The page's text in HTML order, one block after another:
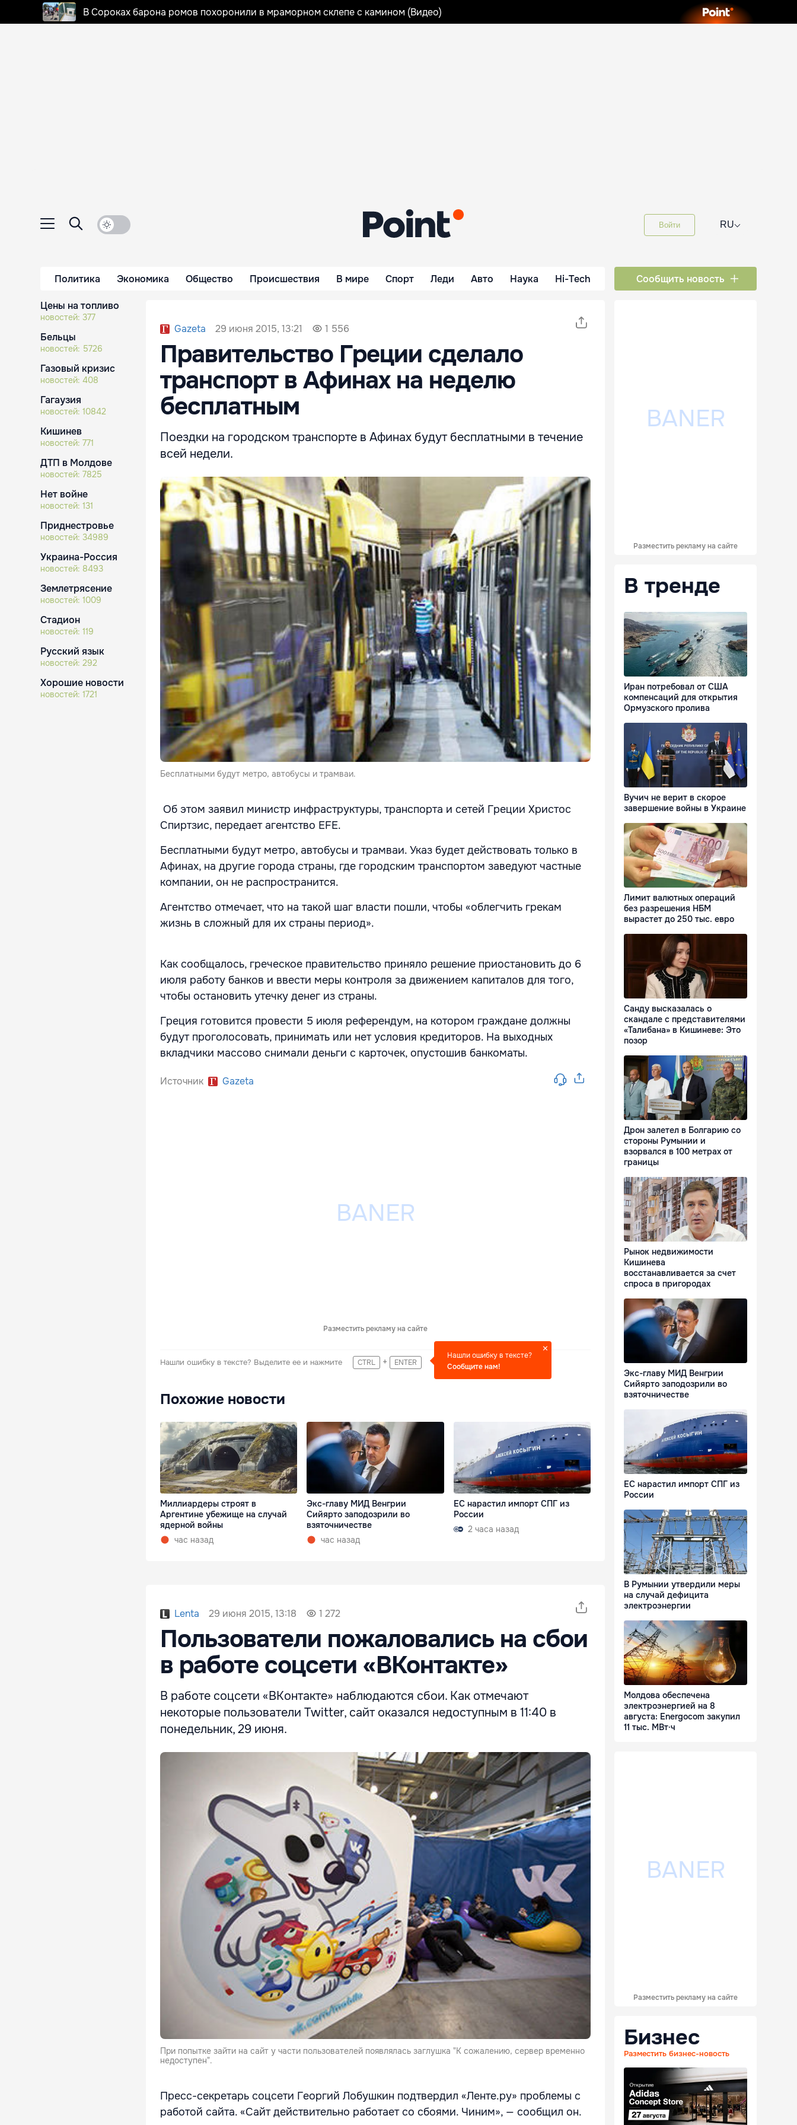
В Сороках барона ромов похоронили в мраморном склепе с камином (Видео)
Войти RU⌵
Политика Экономика Общество Происшествия В мире Спорт Леди Авто Наука Hi-Tech Сообщить новость
Цены на топливо
новостей: 377
Бельцы
новостей: 5726
Газовый кризис
новостей: 408
Гагаузия
новостей: 10842
Кишинев
новостей: 771
ДТП в Молдове
новостей: 7825
Нет войне
новостей: 131
Приднестровье
новостей: 34989
Украина-Россия
новостей: 8493
Землетрясение
новостей: 1009
Стадион
новостей: 119
Русский язык
новостей: 292
Хорошие новости
новостей: 1721
Gazeta 29 июня 2015, 13:21 1 556
Правительство Греции сделало
транспорт в Афинах на неделю
бесплатным
Поездки на городском транспорте в Афинах будут бесплатными в течение
всей недели.
Бесплатными будут метро, автобусы и трамваи.
Об этом заявил министр инфраструктуры, транспорта и сетей Греции Христос
Спиртзис, передает агентство EFE.
Бесплатными будут метро, автобусы и трамваи. Указ будет действовать только в
Афинах, на другие города страны, где городским транспортом заведуют частные
компании, он не распространится.
Агентство отмечает, что на такой шаг власти пошли, чтобы «облегчить грекам
жизнь в сложный для их страны период».
Как сообщалось, греческое правительство приняло решение приостановить до 6
июля работу банков и ввести меры контроля за движением капиталов для того,
чтобы остановить утечку денег из страны.
Греция готовится провести 5 июля референдум, на котором граждане должны
будут проголосовать, принимать или нет условия кредиторов. На выходных
вкладчики массово снимали деньги с карточек, опустошив банкоматы.
Источник Gazeta
Разместить рекламу на сайте
Нашли ошибку в тексте? Выделите ее и нажмите CTRL + ENTER
Нашли ошибку в тексте?
Сообщите нам!
Похожие новости
Миллиардеры строят в
Аргентине убежище на случай
ядерной войны
час назад
Экс-главу МИД Венгрии
Сийярто заподозрили во
взяточничестве
час назад
ЕС нарастил импорт СПГ из
России
2 часа назад
Lenta 29 июня 2015, 13:18 1 272
Пользователи пожаловались на сбои
в работе соцсети «ВКонтакте»
В работе соцсети «ВКонтакте» наблюдаются сбои. Как отмечают
некоторые пользователи Twitter, сайт оказался недоступным в 11:40 в
понедельник, 29 июня.
При попытке зайти на сайт у части пользователей появлялась заглушка "К сожалению, сервер временно
недоступен".
Пресс-секретарь соцсети Георгий Лобушкин подтвердил «Ленте.ру» проблемы с
работой сайта. «Сайт действительно работает со сбоями. Чиним», — сообщил он.
Разместить рекламу на сайте
В тренде
Иран потребовал от США
компенсаций для открытия
Ормузского пролива
Вучич не верит в скорое
завершение войны в Украине
Лимит валютных операций
без разрешения НБМ
вырастет до 250 тыс. евро
Санду высказалась о
скандале с представителями
«Талибана» в Кишиневе: Это
позор
Дрон залетел в Болгарию со
стороны Румынии и
взорвался в 100 метрах от
границы
Рынок недвижимости
Кишинева
восстанавливается за счет
спроса в пригородах
Экс-главу МИД Венгрии
Сийярто заподозрили во
взяточничестве
ЕС нарастил импорт СПГ из
России
В Румынии утвердили меры
на случай дефицита
электроэнергии
Молдова обеспечена
электроэнергией на 8
августа: Energocom закупил
11 тыс. МВт·ч
Разместить рекламу на сайте
Бизнес
Разместить бизнес-новость